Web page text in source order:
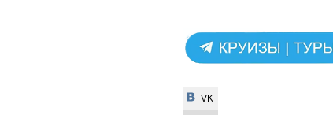
VK
VK